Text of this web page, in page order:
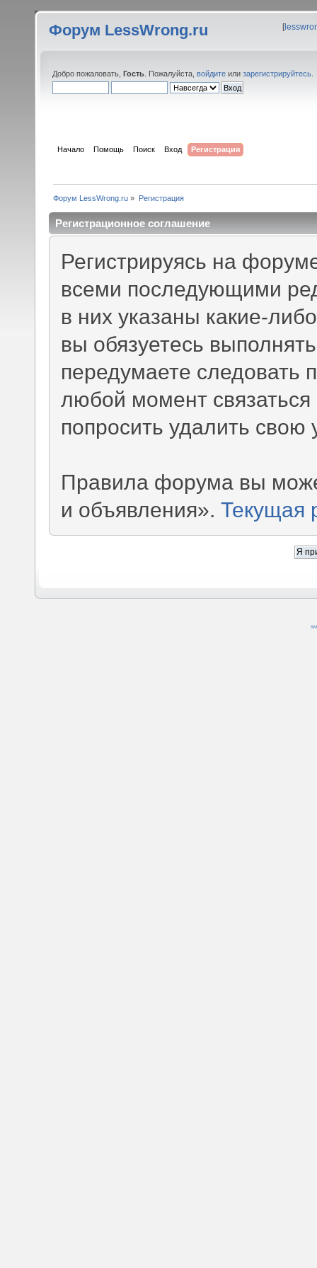
Форум LessWrong.ru [
Добро пожаловать, Гость . Пожалуйста, войдите или зарегистрируйтесь
Начало Помощь Поиск Вход Регистрация
Форум LessWrong.ru » Регистрация
Регистрационное соглашение
Регистрируясь на
всеми последующими
в них указаны какие-
вы обязуетесь
передумаете
любой момент
попросить удалить
Правила форума вы
и объявления».Текущая